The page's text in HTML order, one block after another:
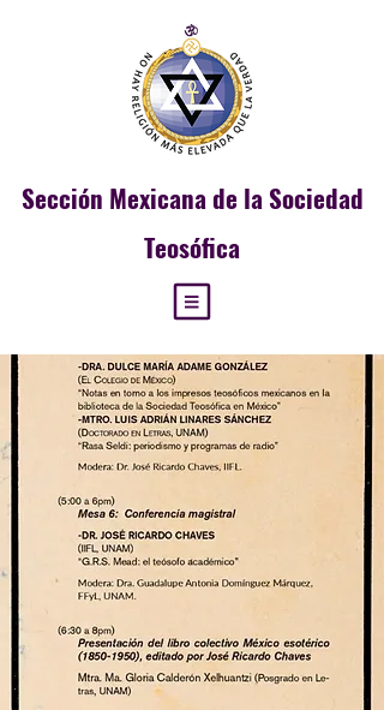
Sección Mexicana de la Sociedad
Teosófica